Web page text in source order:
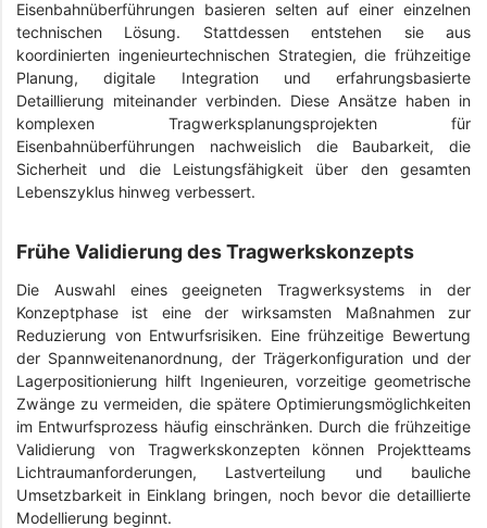
Eisenbahnüberführungen basieren selten auf einer einzelnen
technischen Lösung. Stattdessen entstehen sie aus
koordinierten ingenieurtechnischen Strategien, die frühzeitige
Planung, digitale Integration und erfahrungsbasierte
Detaillierung miteinander verbinden. Diese Ansätze haben in
komplexen Tragwerksplanungsprojekten für
Eisenbahnüberführungen nachweislich die Baubarkeit, die
Sicherheit und die Leistungsfähigkeit über den gesamten
Lebenszyklus hinweg verbessert.
Frühe Validierung des Tragwerkskonzepts
Die Auswahl eines geeigneten Tragwerksystems in der
Konzeptphase ist eine der wirksamsten Maßnahmen zur
Reduzierung von Entwurfsrisiken. Eine frühzeitige Bewertung
der Spannweitenanordnung, der Trägerkonfiguration und der
Lagerpositionierung hilft Ingenieuren, vorzeitige geometrische
Zwänge zu vermeiden, die spätere Optimierungsmöglichkeiten
im Entwurfsprozess häufig einschränken. Durch die frühzeitige
Validierung von Tragwerkskonzepten können Projektteams
Lichtraumanforderungen, Lastverteilung und bauliche
Umsetzbarkeit in Einklang bringen, noch bevor die detaillierte
Modellierung beginnt.